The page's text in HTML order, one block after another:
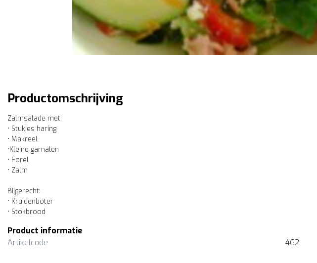
Productomschrijving
Zalmsalade met:
• Stukjes haring
• Makreel
•Kleine garnalen
• Forel
• Zalm
Bijgerecht:
• Kruidenboter
• Stokbrood
Product informatie
Artikelcode
462